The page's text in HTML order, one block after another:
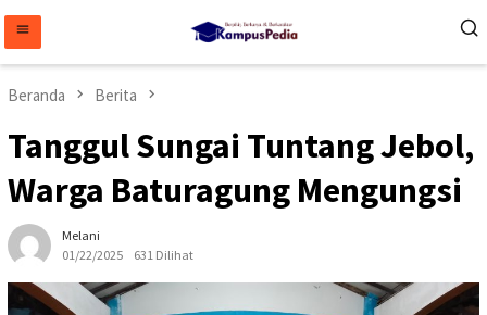
konten
Beranda Berita
Tanggul Sungai Tuntang Jebol,
Warga Baturagung Mengungsi
Melani
01/22/2025
631 Dilihat